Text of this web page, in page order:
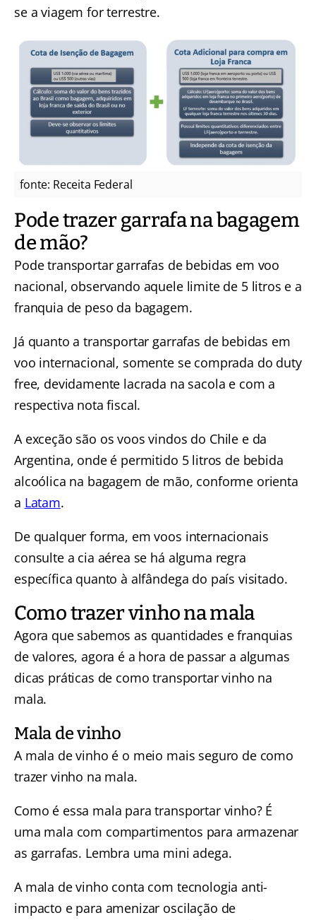
se a viagem for terrestre.
fonte: Receita Federal
Pode trazer garrafa na bagagem
de mão?
Pode transportar garrafas de bebidas em voo
nacional, observando aquele limite de 5 litros e a
franquia de peso da bagagem.
Já quanto a transportar garrafas de bebidas em
voo internacional, somente se comprada do duty
free, devidamente lacrada na sacola e com a
respectiva nota fiscal.
A exceção são os voos vindos do Chile e da
Argentina, onde é permitido 5 litros de bebida
alcoólica na bagagem de mão, conforme orienta
a Latam.
De qualquer forma, em voos internacionais
consulte a cia aérea se há alguma regra
específica quanto à alfândega do país visitado.
Como trazer vinho na mala
Agora que sabemos as quantidades e franquias
de valores, agora é a hora de passar a algumas
dicas práticas de como transportar vinho na
mala.
Mala de vinho
A mala de vinho é o meio mais seguro de como
trazer vinho na mala.
Como é essa mala para transportar vinho? É
uma mala com compartimentos para armazenar
as garrafas. Lembra uma mini adega.
A mala de vinho conta com tecnologia anti-
impacto e para amenizar oscilação de